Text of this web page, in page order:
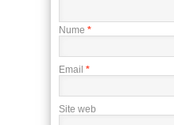
Nume *
Email *
Site web